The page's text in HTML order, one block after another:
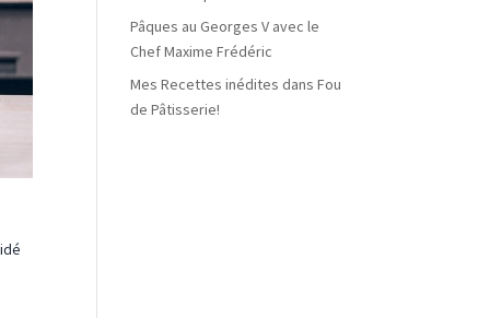
Pâques au Georges V avec le
Chef Maxime Frédéric
Mes Recettes inédites dans Fou
de Pâtisserie!